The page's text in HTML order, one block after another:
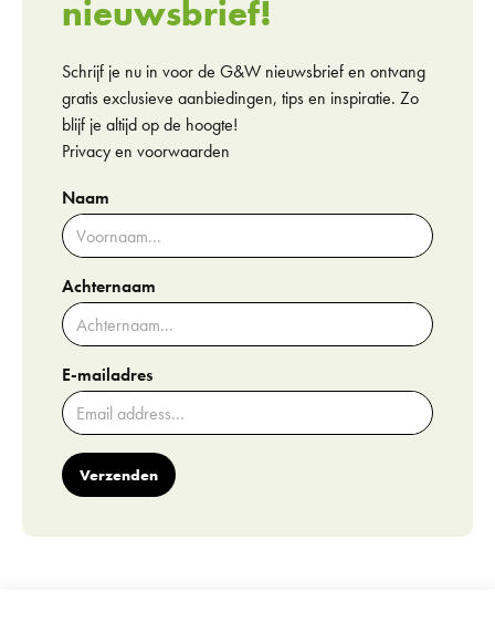
nieuwsbrief!
Schrijf je nu in voor de G&W nieuwsbrief en ontvang
gratis exclusieve aanbiedingen, tips en inspiratie. Zo
blijf je altijd op de hoogte!
Privacy en voorwaarden
Naam
Achternaam
E-mailadres
Verzenden